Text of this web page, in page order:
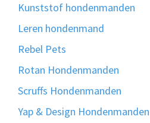
Kunststof hondenmanden
Leren hondenmand
Rebel Pets
Rotan Hondenmanden
Scruffs Hondenmanden
Yap & Design Hondenmanden